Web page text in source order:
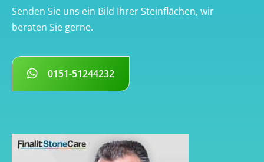
Senden Sie uns ein Bild Ihrer Steinflächen, wir
beraten Sie gerne.
0151-51244232